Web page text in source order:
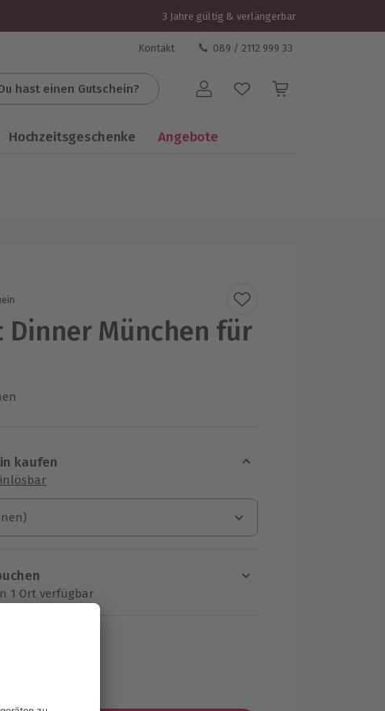
3 Jahre gültig & verlängerbar
Kontakt 089 / 2112 999 33
hast einen Gutschein? Benutzerkonto
Hochzeitsgeschenke Angebote
Dinner München für
kaufen
1 Ort verfügbar